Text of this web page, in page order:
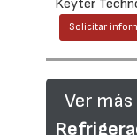
Keyter
Solicitar
Ver